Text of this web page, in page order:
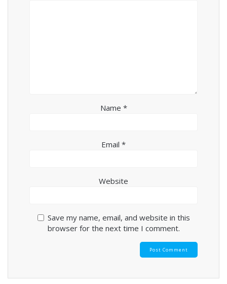
Name *
Email *
Website
Save my name, email, and website in this
browser for the next time I comment.